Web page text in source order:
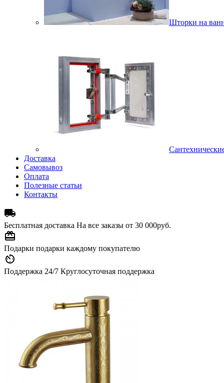
Шторки на
Доставка
Самовывоз
Оплата
Полезные статьи
Контакты

Бесплатная доставка На все заказы от 30 000руб.

Подарки подарки каждому покупателю

Поддержка 24/7 Круглосуточная поддержка